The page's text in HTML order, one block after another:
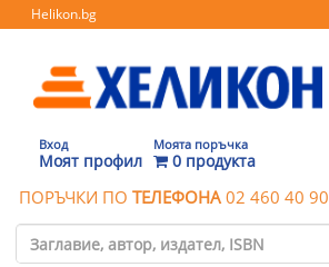
Helikon.bg
Вход
Моят профил
Моята поръчка
0 продукта
ПОРЪЧКИ ПО ТЕЛЕФОНА 02 460 40 90